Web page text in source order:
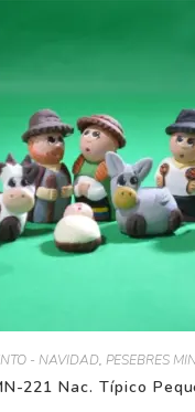
- NAVIDAD,PESEBRES
221 Nac. Típico